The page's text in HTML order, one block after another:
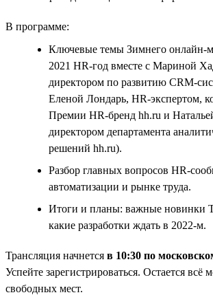
В программе:
Ключевые темы Зимнего онлайн-
2021 HR-год вместе с Мариной
директором по развитию CRM-
Еленой Лондарь, HR-экспертом,
Премии HR-бренд hh.ru и
директором департамента
решений hh.ru).
Разбор главных вопросов HR-
автоматизации и рынке труда.
Итоги и планы: важные новинки
какие разработки ждать в 2022-м.
Трансляция начнется в 10:30 по
Успейте зарегистрироваться. Остается
свободных мест.